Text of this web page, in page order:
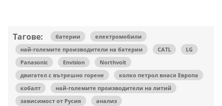
Тагове: батерии
електромобили
най-големите производители на батерии
CATL
LG
Panasonic
Envision
Northvolt
двигател с вътрешно горене
колко петрол внася Европа
кобалт
най-големите производители на литий
зависимост от Русия
анализ